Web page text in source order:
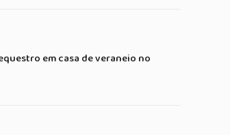
em casa de veraneio no